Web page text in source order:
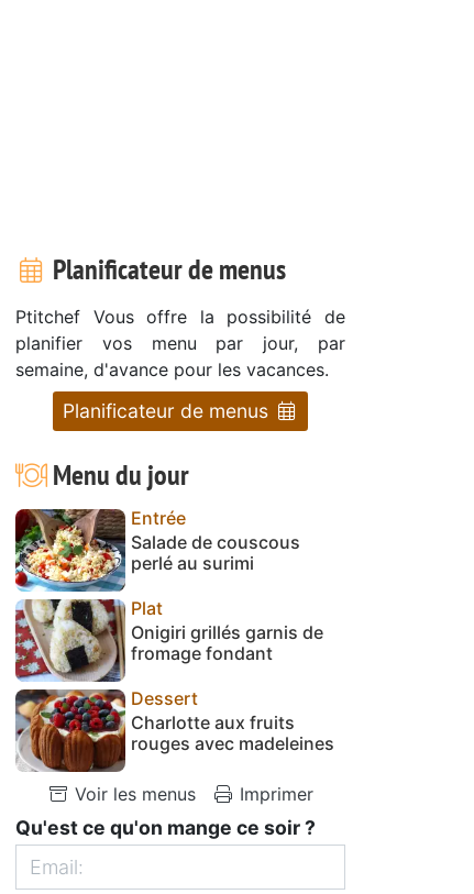
Planificateur de menus
Ptitchef Vous offre la possibilité de
planifier vos menu par jour, par
semaine, d'avance pour les vacances.
Planificateur de menus
Menu du jour
Entrée
Salade de couscous
perlé au surimi
Plat
Onigiri grillés garnis de
fromage fondant
Dessert
Charlotte aux fruits
rouges avec madeleines
Voir les menus Imprimer
Qu'est ce qu'on mange ce soir ?